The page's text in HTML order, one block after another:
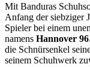
Mit Banduras
Anfang der siebziger
Spieler bei einem
namens Hannover 96
die Schnürsenkel
seinem Schuhwerk